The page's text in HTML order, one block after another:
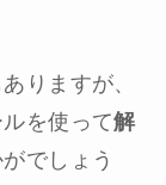
りますが、
を使って解
でしょう